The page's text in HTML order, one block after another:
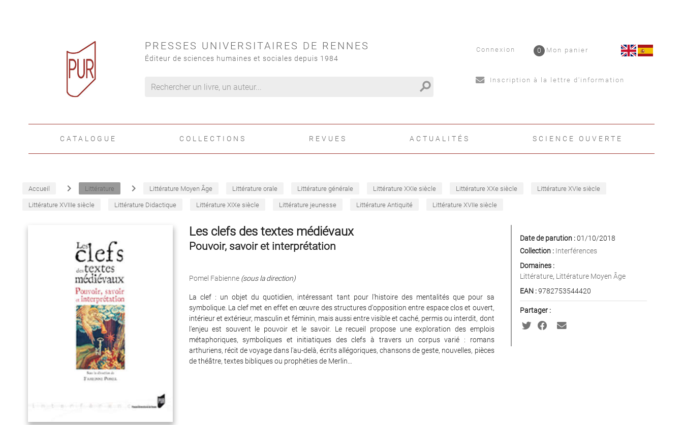
PRESSES UNIVERSITAIRES DE RENNES
Éditeur de sciences humaines et sociales depuis 1984
search
Connexion Mon panier
0
Inscription à la lettre d'information
CATALOGUE COLLECTIONS REVUES ACTUALITÉS SCIENCE OUVERTE
Accueil navigate_next Littérature navigate_next Littérature Moyen Âge Littérature orale Littérature générale Littérature XXIe siècle Littérature XXe siècle Littérature XVIe siècle
Littérature XVIIIe siècle Littérature Didactique Littérature XIXe siècle Littérature jeunesse Littérature Antiquité Littérature XVIIe siècle
Les clefs des textes médiévaux
Pouvoir, savoir et interprétation
Pomel Fabienne (sous la direction)
La clef : un objet du quotidien, intéressant tant pour l'histoire des mentalités que pour sa
symbolique. La clef met en effet en œuvre des structures d'opposition entre espace clos et ouvert,
intérieur et extérieur, masculin et féminin, mais aussi entre visible et caché, permis ou interdit, dont
l'enjeu est souvent le pouvoir et le savoir. Le recueil propose une exploration des emplois
métaphoriques, symboliques et initiatiques des clefs à travers un corpus varié : romans
arthuriens, récit de voyage dans l'au-delà, écrits allégoriques, chansons de geste, nouvelles, pièces
de théâtre, textes bibliques ou prophéties de Merlin…
Date de parution :01/10/2018
Collection : Interférences
Domaines :
Littérature, Littérature Moyen Âge
EAN :9782753544420
Partager :